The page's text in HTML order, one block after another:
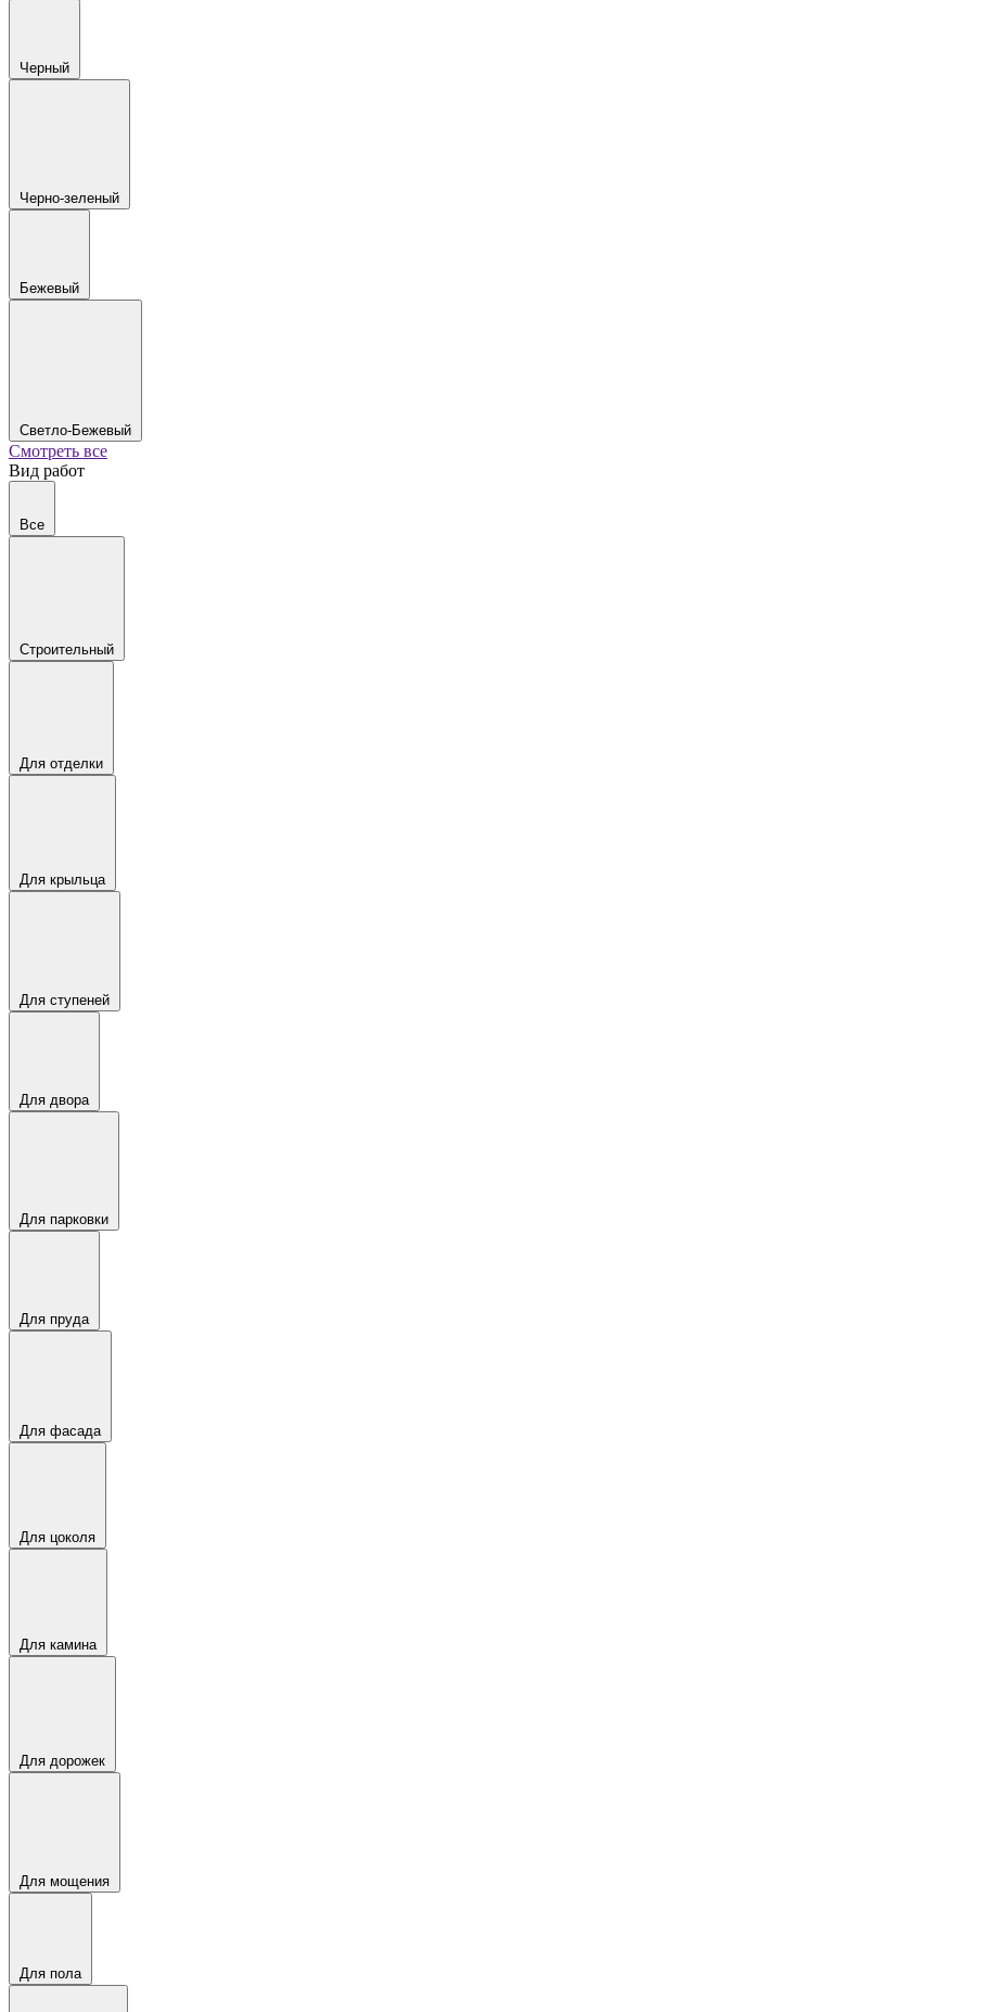
Черный
Черно-зеленый
Бежевый
Светло-Бежевый
Смотреть все
Вид работ
Все
Строительный
Для отделки
Для крыльца
Для ступеней
Для двора
Для парковки
Для пруда
Для фасада
Для цоколя
Для камина
Для дорожек
Для мощения
Для пола